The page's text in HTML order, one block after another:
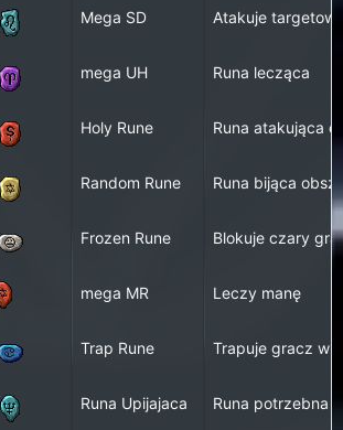
Mega SD Atakuje
mega UH Runa lecząca
Holy Rune Runa atakująca
Random Rune Runa bijąca
Frozen Rune Blokuje czary
mega MR Leczy manę
Trap Rune Trapuje gracz w
Runa Upijajaca Runa potrzebna